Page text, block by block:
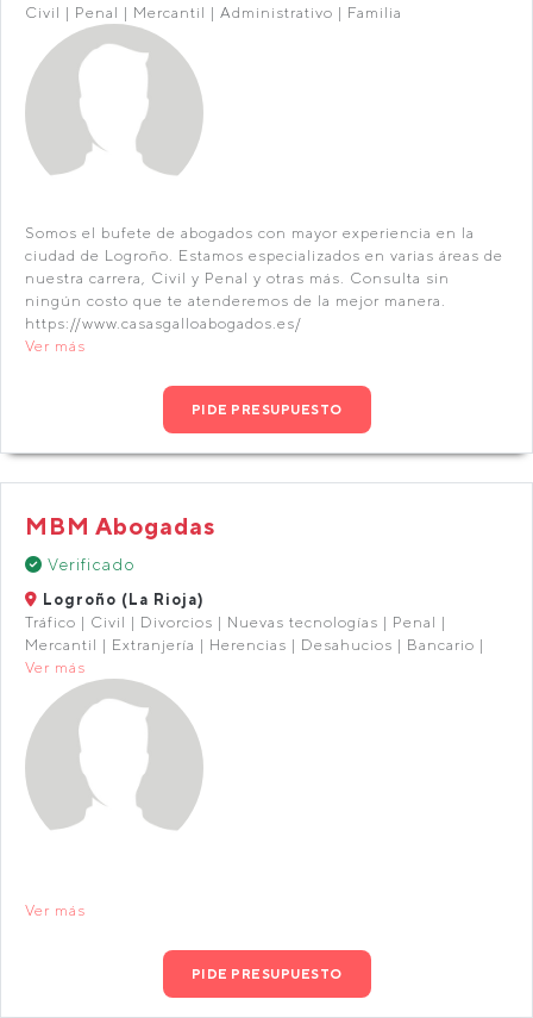
Civil | Penal | Mercantil | Administrativo | Familia
Somos el bufete de abogados con mayor experiencia en la
ciudad de Logroño. Estamos especializados en varias áreas de
nuestra carrera, Civil y Penal y otras más. Consulta sin
ningún costo que te atenderemos de la mejor manera.
https://www.casasgalloabogados.es/
Ver más
PIDE PRESUPUESTO
MBM Abogadas
Verificado
Logroño (La Rioja)
Tráfico | Civil | Divorcios | Nuevas tecnologías | Penal |
Mercantil | Extranjería | Herencias | Desahucios | Bancario |
Ver más
Ver más
PIDE PRESUPUESTO